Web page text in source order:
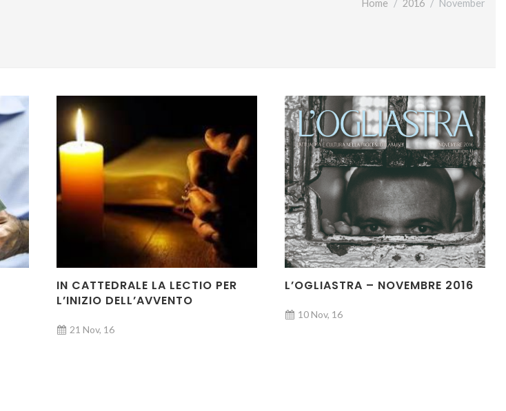
Home 2016 November
IN CATTEDRALE LA LECTIO PER
L’INIZIO DELL’AVVENTO
21 Nov, 16
L’OGLIASTRA – NOVEMBRE 2016
10 Nov, 16